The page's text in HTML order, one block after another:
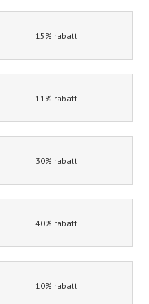
15% rabatt
11% rabatt
30% rabatt
40% rabatt
10% rabatt